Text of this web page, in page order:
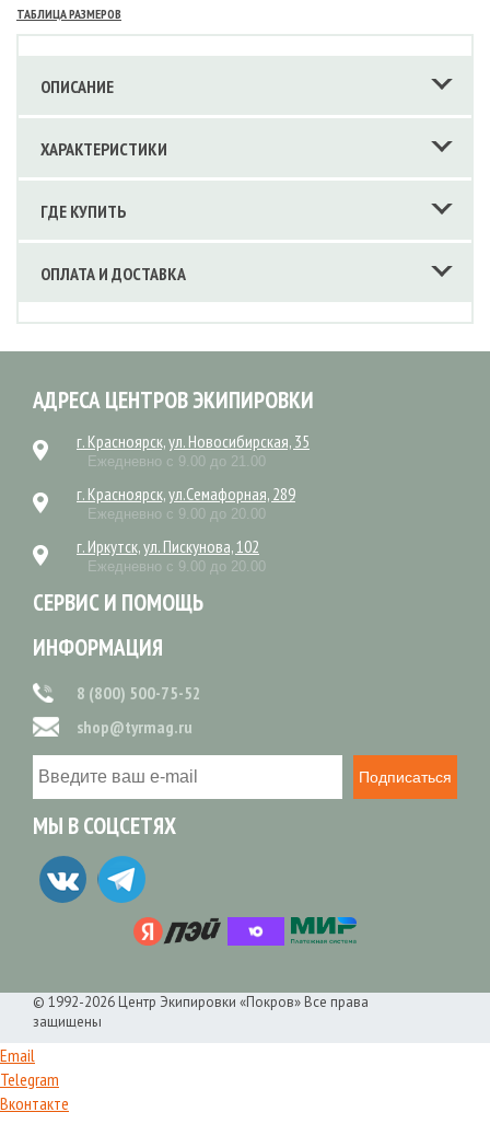
ТАБЛИЦА РАЗМЕРОВ
ОПИСАНИЕ
ХАРАКТЕРИСТИКИ
ГДЕ КУПИТЬ
ОПЛАТА И ДОСТАВКА
АДРЕСА ЦЕНТРОВ ЭКИПИРОВКИ
г. Красноярск, ул. Новосибирская, 35
Ежедневно с 9.00 до 21.00
г. Красноярск, ул.Семафорная, 289
Ежедневно с 9.00 до 20.00
г. Иркутск, ул. Пискунова, 102
Ежедневно с 9.00 до 20.00
СЕРВИС И ПОМОЩЬ
ИНФОРМАЦИЯ
8 (800) 500-75-52
shop@tyrmag.ru
Подписаться
МЫ В СОЦСЕТЯХ
© 1992-2026 Центр Экипировки «Покров» Все права
защищены
Email
Telegram
Вконтакте